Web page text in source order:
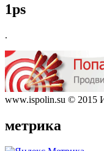
1ps
.
www.ispolin.su © 2015
метрика